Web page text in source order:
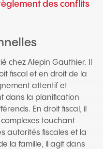
des conflits
chez Alepin Gauthier. Il
fiscal et en droit de la
attentif et
dans la planification
En droit fiscal, il
touchant
autorités fiscales et la
la famille, il agit dans